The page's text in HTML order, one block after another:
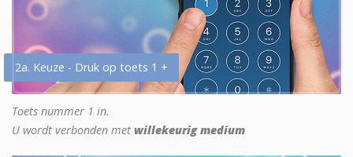
2a. Keuze - Druk op toets 1 +
Toets nummer 1 in.
U wordt verbonden met willekeurig medium